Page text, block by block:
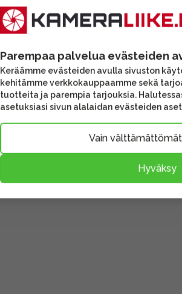
Parempaa palvelua evästeiden
Keräämme evästeiden avulla sivuston
kehitämme verkkokauppaamme sekä
tuotteita ja parempia tarjouksia.
asetuksiasi sivun alalaidan evästeiden
Vain
Hyväksy